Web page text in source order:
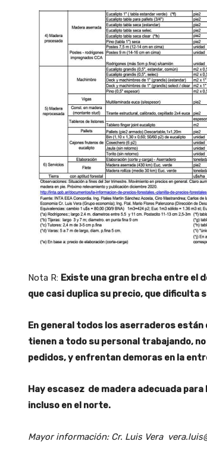
Nota R: Existe una gran brecha entre el
que casi duplica su precio, que dificulta
En general todos los aserraderos están
tienen a todo su personal trabajando,
pedidos, y enfrentan demoras en la
Hay escasez de madera adecuada
incluso en el norte.
Mayor información: Cr. Luis Vera